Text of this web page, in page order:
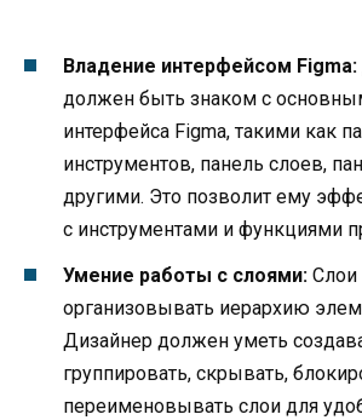
Владение интерфейсом Figma:
должен быть знаком с
интерфейса Figma, такими как
инструментов, панель слоев,
другими. Это позволит ему
с инструментами и функциями
Умение работы с слоями: Слои
организовывать иерархию
Дизайнер должен уметь
группировать, скрывать,
переименовывать слои для